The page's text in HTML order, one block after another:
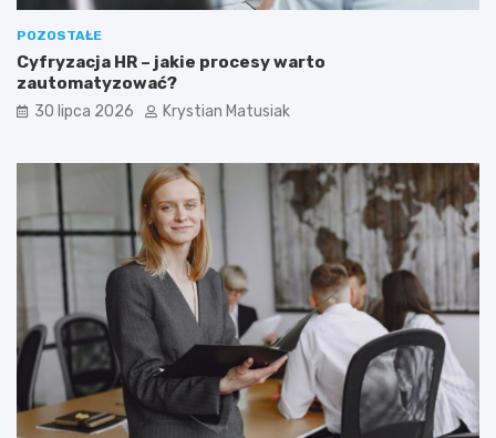
POZOSTAŁE
Cyfryzacja HR – jakie procesy warto
zautomatyzować?
30 lipca 2026 Krystian Matusiak